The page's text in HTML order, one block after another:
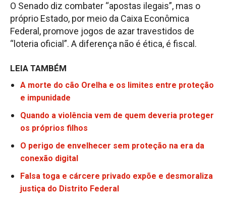
O Senado diz combater “apostas ilegais”, mas o
próprio Estado, por meio da Caixa Econômica
Federal, promove jogos de azar travestidos de
“loteria oficial”. A diferença não é ética, é fiscal.
LEIA TAMBÉM
A morte do cão Orelha e os limites entre proteção
e impunidade
Quando a violência vem de quem deveria proteger
os próprios filhos
O perigo de envelhecer sem proteção na era da
conexão digital
Falsa toga e cárcere privado expõe e desmoraliza
justiça do Distrito Federal